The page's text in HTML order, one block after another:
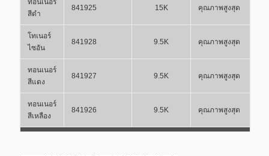
ทอนเนอร์
สีดํา
841925 15K คุณภาพสูงสุด
โทเนอร์
ไซอัน
841928 9.5K คุณภาพสูงสุด
ทอนเนอร์
สีแดง
841927 9.5K คุณภาพสูงสุด
ทอนเนอร์
สีเหลือง
841926 9.5K คุณภาพสูงสุด